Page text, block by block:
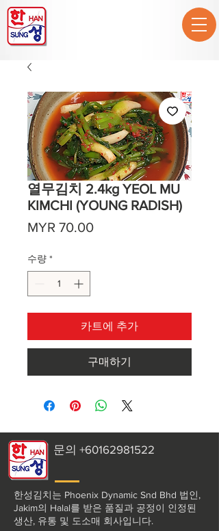
열무김치 2.4kg YEOL MU
KIMCHI (YOUNG RADISH)
MYR 70.00가
수량 *
카트에 추가
구매하기
문의 +60162981522
한성김치는 Phoenix Dynamic Snd Bhd 법인,
Jakim의 Halal를 받은 품질과 공정이 인정된
생산, 유통 및 도소매 회사입니다.